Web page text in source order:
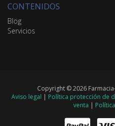
CONTENIDOS
Blog
Servicios
Copyright © 2026
Aviso legal | Política protección de
venta |